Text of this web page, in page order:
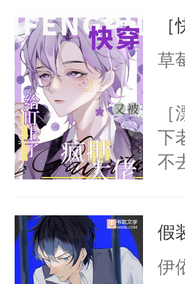
郁
狂
亲
上
多
信
不
沦
能
却
不
草
下
不
从
背
假
伊